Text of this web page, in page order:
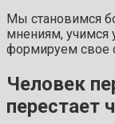
Мы становимся
мнениям, учимся
формируем свое
Человек
перестает